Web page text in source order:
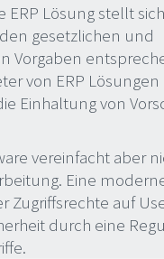
ERP Lösung stellt
gesetzlichen und
Vorgaben
von ERP Lösungen
Einhaltung von
vereinfacht aber
Eine
Zugriffsrechte auf
durch eine